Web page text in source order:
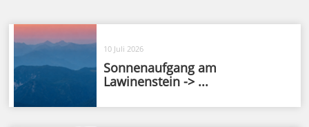
10 Juli 2026
Sonnenaufgang am
Lawinenstein -> ...